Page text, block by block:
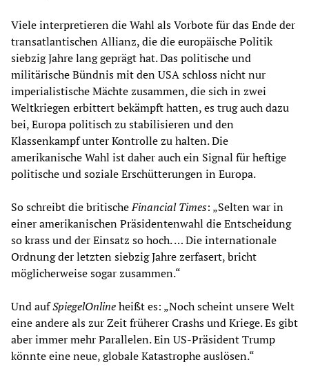
Viele interpretieren die Wahl als Vorbote für das Ende der
transatlantischen Allianz, die die europäische Politik
siebzig Jahre lang geprägt hat. Das politische und
militärische Bündnis mit den USA schloss nicht nur
imperialistische Mächte zusammen, die sich in zwei
Weltkriegen erbittert bekämpft hatten, es trug auch dazu
bei, Europa politisch zu stabilisieren und den
Klassenkampf unter Kontrolle zu halten. Die
amerikanische Wahl ist daher auch ein Signal für heftige
politische und soziale Erschütterungen in Europa.
So schreibt die britischeFinancial Times: „Selten war in
einer amerikanischen Präsidentenwahl die Entscheidung
so krass und der Einsatz so hoch. … Die internationale
Ordnung der letzten siebzig Jahre zerfasert, bricht
möglicherweise sogar zusammen.“
Und aufSpiegelOnlineheißt es: „Noch scheint unsere Welt
eine andere als zur Zeit früherer Crashs und Kriege. Es gibt
aber immer mehr Parallelen. Ein US-Präsident Trump
könnte eine neue, globale Katastrophe auslösen.“